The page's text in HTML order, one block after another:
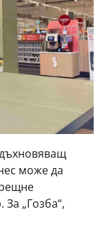
може да
„Гозба“,